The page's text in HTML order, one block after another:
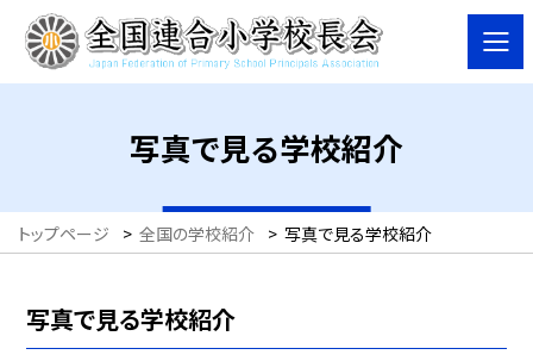
写真で見る学校紹介
トップページ > 全国の学校紹介 > 写真で見る学校紹介
写真で見る学校紹介